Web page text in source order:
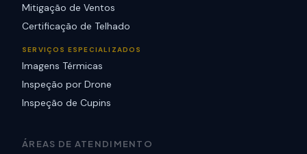
Mitigação de Ventos
Certificação de Telhado
SERVIÇOS ESPECIALIZADOS
Imagens Térmicas
Inspeção por Drone
Inspeção de Cupins
ÁREAS DE ATENDIMENTO